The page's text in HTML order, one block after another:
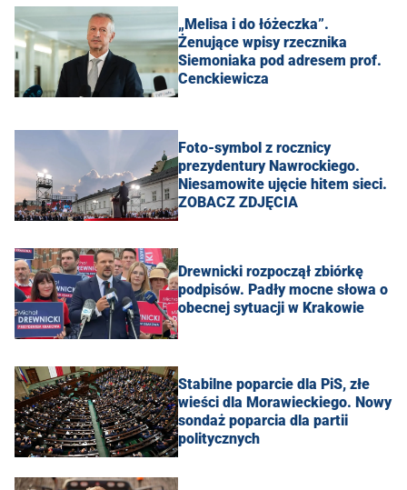
„Melisa i do łóżeczka”.
Żenujące wpisy rzecznika
Siemoniaka pod adresem prof.
Cenckiewicza
Foto-symbol z rocznicy
prezydentury Nawrockiego.
Niesamowite ujęcie hitem sieci.
ZOBACZ ZDJĘCIA
Drewnicki rozpoczął zbiórkę
podpisów. Padły mocne słowa o
obecnej sytuacji w Krakowie
Stabilne poparcie dla PiS, złe
wieści dla Morawieckiego. Nowy
sondaż poparcia dla partii
politycznych